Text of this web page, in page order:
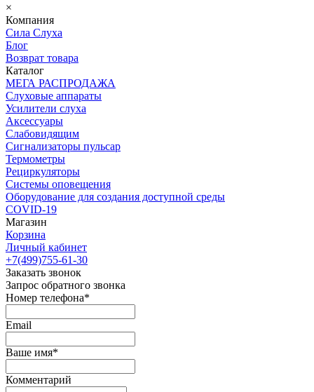
×
Компания
Сила Слуха
Блог
Возврат товара
Каталог
МЕГА РАСПРОДАЖА
Слуховые аппараты
Усилители слуха
Аксессуары
Слабовидящим
Сигнализаторы пульсар
Термометры
Рециркуляторы
Cистемы оповещения
Оборудование для создания доступной среды
COVID-19
Магазин
Корзина
Личный кабинет
+7(499)755-61-30
Заказать звонок
Запрос обратного звонка
Номер телефона*
Email
Ваше имя*
Комментарий